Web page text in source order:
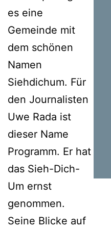
es eine
Gemeinde mit
dem schönen
Namen
Siehdichum. Für
den Journalisten
Uwe Rada ist
dieser Name
Programm. Er hat
das Sieh-Dich-
Um ernst
genommen.
Seine Blicke auf